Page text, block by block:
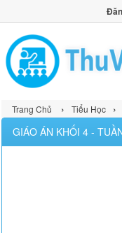
Trang Chủ › Tiểu Học ›
GIÁO ÁN KHỐI 4 -